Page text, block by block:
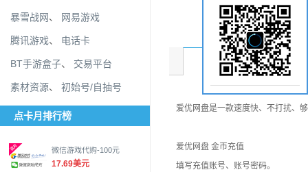
暴雪战网、 网易游戏
腾讯游戏、 电话卡
BT手游盒子、 交易平台
素材资源、 初始号/自抽号
点卡月排行榜
微信游戏代购-100元
17.69美元
商品介绍
爱优网盘是一款速度快、不打扰、
爱优网盘 金币充值
填写充值账号、账号密码。